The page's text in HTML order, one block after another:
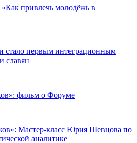
привлечь молодёжь в
стало первым интеграционным
славян
фильм о Форуме
Мастер-класс Юрия Шевцова по
аналитике